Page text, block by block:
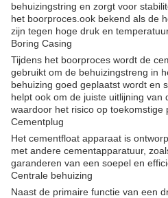
behuizingstring en zorgt voor
het boorproces.ook bekend als de
zijn tegen hoge druk en
Boring Casing
Tijdens het boorproces wordt de
gebruikt om de behuizingstreng in
behuizing goed geplaatst wordt en
helpt ook om de juiste uitlijning van
waardoor het risico op toekomstige
Cementplug
Het cementfloat apparaat is
met andere cementapparatuur,
garanderen van een soepel en
Centrale behuizing
Naast de primaire functie van een